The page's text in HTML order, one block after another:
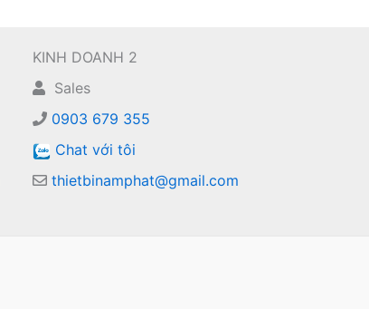
KINH DOANH 2
Sales
0903 679 355
Chat với tôi
thietbinamphat@gmail.com